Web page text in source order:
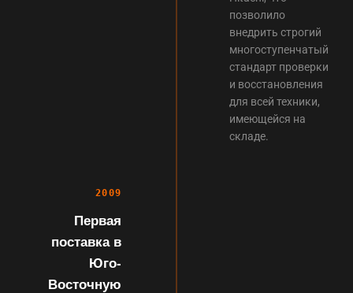
позволило
внедрить строгий
многоступенчатый
стандарт проверки
и восстановления
для всей техники,
имеющейся на
складе.
2009
Первая
поставка в
Юго-
Восточную